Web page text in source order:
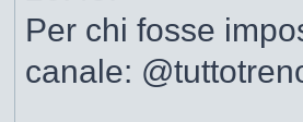
Per chi fosse
canale: